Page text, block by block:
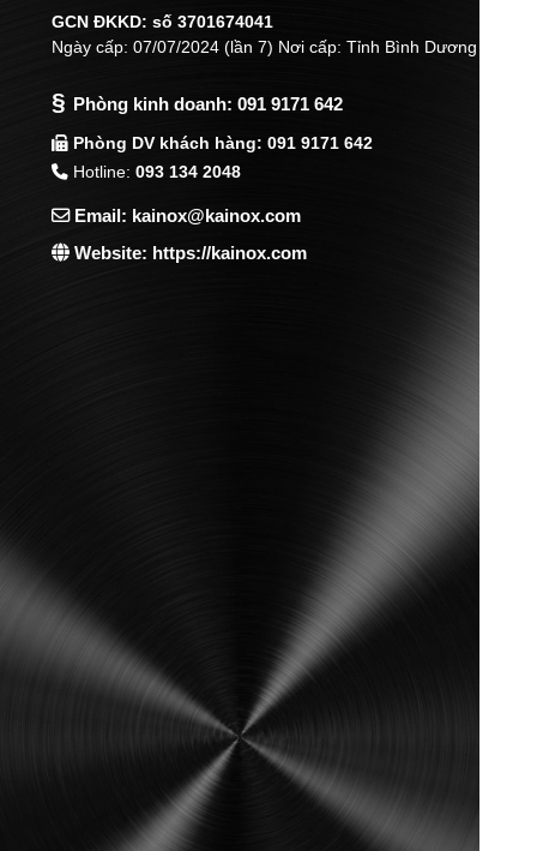
GCN ĐKKD: số 3701674041
Ngày cấp: 07/07/2024 (lần 7) Nơi cấp: Tỉnh Bình Dương
§ Phòng kinh doanh: 091 9171 642
Phòng DV khách hàng: 091 9171 642
Hotline:093 134 2048
Email: kainox@kainox.com
Website: https://kainox.com